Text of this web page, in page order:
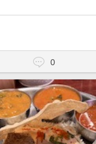
0